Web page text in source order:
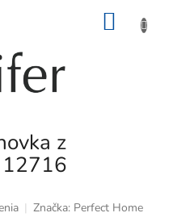
z
Značka: Perfect Home